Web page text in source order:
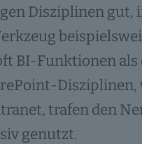
Disziplinen gut,
BI-Funktionen
Disziplinen,
trafen den
genutzt.